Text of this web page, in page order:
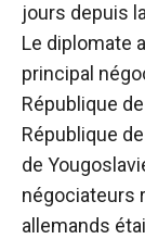
jours depuis
Le diplomate
principal
République
République
de
négociateurs
allemands